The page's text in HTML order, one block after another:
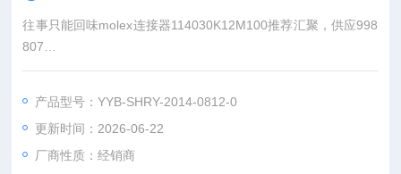
往事只能回味molex连接器114030K12M100推荐汇聚，供应998
807
：王
：www@
产品型号：YYB-SHRY-2014-0812-0
更新时间：2026-06-22
厂商性质：经销商